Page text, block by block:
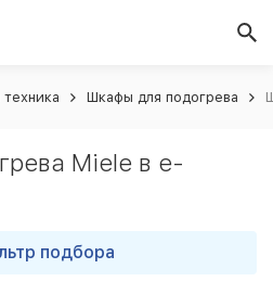
Шкафы для подогрева
Miele в e-
подбора